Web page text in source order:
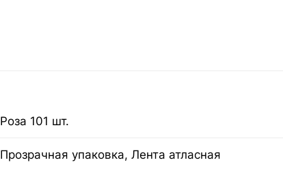
Роза 101 шт.
Прозрачная упаковка, Лента атласная